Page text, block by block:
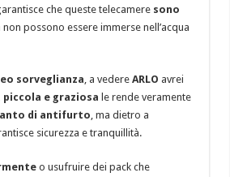
che queste telecamere sono
possono essere immerse nell’acqua
sorveglianza , a vedere ARLO avrei
e graziosa le rende veramente
di antifurto , ma dietro a
sicurezza e tranquillità.
o usufruire dei pack che